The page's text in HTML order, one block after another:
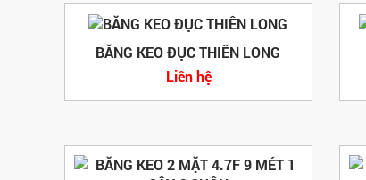
BĂNG KEO ĐỤC THIÊN LONG
Liên hệ